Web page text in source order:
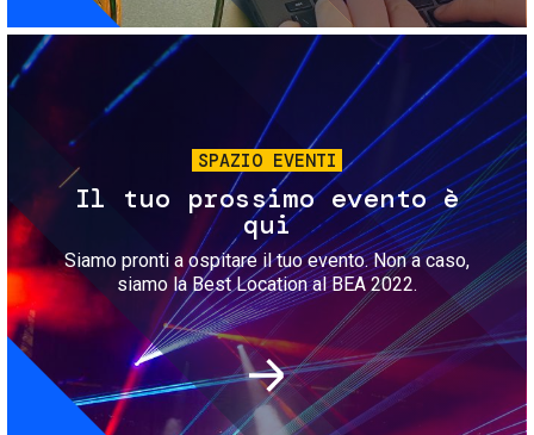
Immagine
SPAZIO EVENTI
Il tuo prossimo evento è
qui
Siamo pronti a ospitare il tuo evento. Non a caso,
siamo la Best Location al BEA 2022.